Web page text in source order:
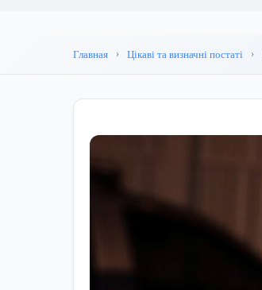
Главная Цікаві та визначні постаті